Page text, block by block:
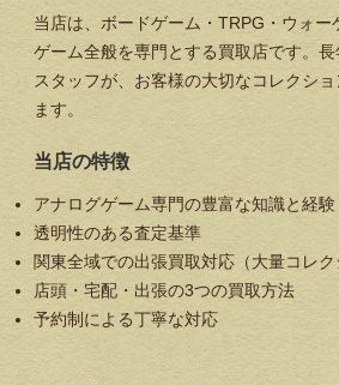
当店は、ボードゲーム・TRPG・ウォ
ゲーム全般を専門とする買取店です。
スタッフが、お客様の大切なコレクシ
ます。
当店の特徴
アナログゲーム専門の豊富な知識と経験
透明性のある査定基準
関東全域での出張買取対応（大量コレク
店頭・宅配・出張の3つの買取方法
予約制による丁寧な対応